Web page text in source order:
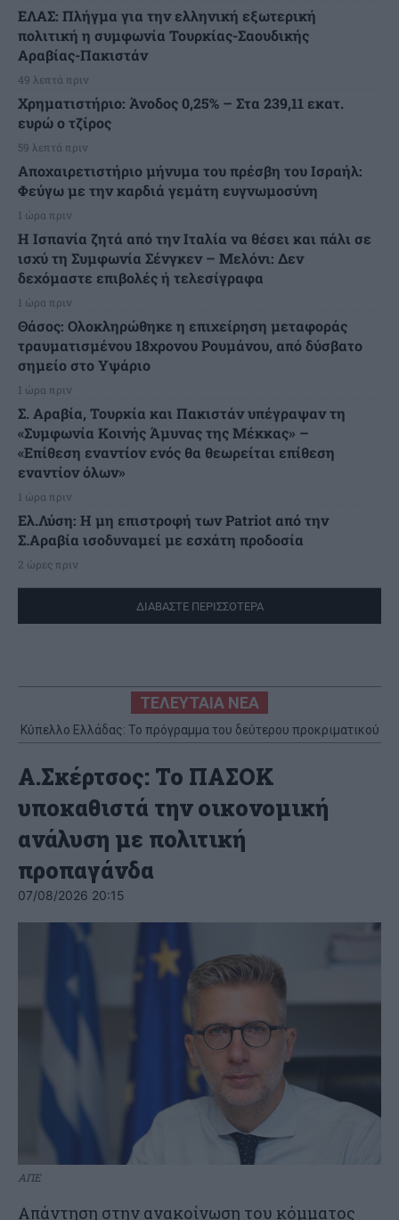
ΕΛΑΣ: Πλήγμα για την ελληνική εξωτερική
πολιτική η συμφωνία Τουρκίας-Σαουδικής
Αραβίας-Πακιστάν
49 λεπτά πριν
Χρηματιστήριο: Άνοδος 0,25% – Στα 239,11 εκατ.
ευρώ ο τζίρος
59 λεπτά πριν
Αποχαιρετιστήριο μήνυμα του πρέσβη του Ισραήλ:
Φεύγω με την καρδιά γεμάτη ευγνωμοσύνη
1 ώρα πριν
H Ισπανία ζητά από την Ιταλία να θέσει και πάλι σε
ισχύ τη Συμφωνία Σένγκεν – Μελόνι: Δεν
δεχόμαστε επιβολές ή τελεσίγραφα
1 ώρα πριν
Θάσος: Ολοκληρώθηκε η επιχείρηση μεταφοράς
τραυματισμένου 18χρονου Ρουμάνου, από δύσβατο
σημείο στο Υψάριο
1 ώρα πριν
Σ. Αραβία, Τουρκία και Πακιστάν υπέγραψαν τη
«Συμφωνία Κοινής Άμυνας της Μέκκας» –
«Επίθεση εναντίον ενός θα θεωρείται επίθεση
εναντίον όλων»
1 ώρα πριν
Ελ.Λύση: Η μη επιστροφή των Patriot από την
Σ.Αραβία ισοδυναμεί με εσχάτη προδοσία
2 ώρες πριν
ΔΙΑΒΑΣΤΕ ΠΕΡΙΣΣΟΤΕΡΑ